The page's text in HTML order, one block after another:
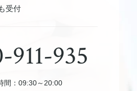
受付
911-935
間：09:30～20:00